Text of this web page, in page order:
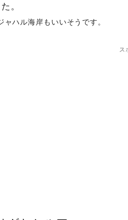
。
ャハル海岸もいいそうです。
ス